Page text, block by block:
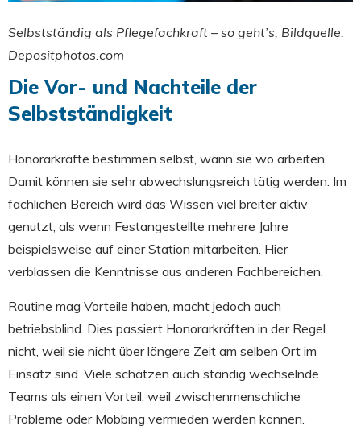
Selbstständig als Pflegefachkraft – so geht’s, Bildquelle:
Depositphotos.com
Die Vor- und Nachteile der
Selbstständigkeit
Honorarkräfte bestimmen selbst, wann sie wo arbeiten.
Damit können sie sehr abwechslungsreich tätig werden. Im
fachlichen Bereich wird das Wissen viel breiter aktiv
genutzt, als wenn Festangestellte mehrere Jahre
beispielsweise auf einer Station mitarbeiten. Hier
verblassen die Kenntnisse aus anderen Fachbereichen.
Routine mag Vorteile haben, macht jedoch auch
betriebsblind. Dies passiert Honorarkräften in der Regel
nicht, weil sie nicht über längere Zeit am selben Ort im
Einsatz sind. Viele schätzen auch ständig wechselnde
Teams als einen Vorteil, weil zwischenmenschliche
Probleme oder Mobbing vermieden werden können.